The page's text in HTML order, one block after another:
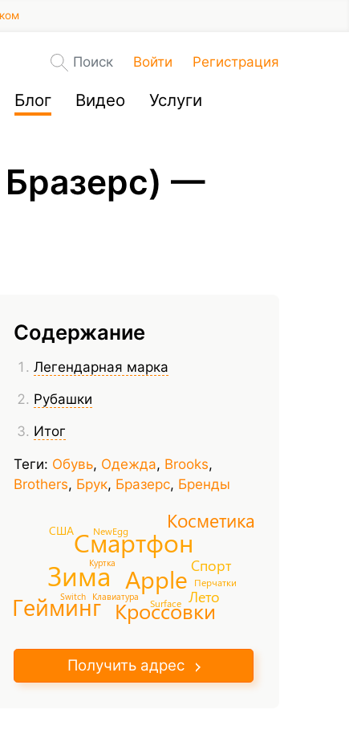
Поиск Войти Регистрация
Блог Видео Услуги
—
Содержание
Легендарная марка
Рубашки
Итог
Теги: Обувь, Одежда, Brooks,
Brothers, Брук, Бразерс, Бренды
Зима
Смартфон
Apple
Гейминг Кроссовки
Косметика
Лето
Спорт
США NewEgg
Перчатки
Surface
Куртка
Клавиатура
Switch
Получить адрес